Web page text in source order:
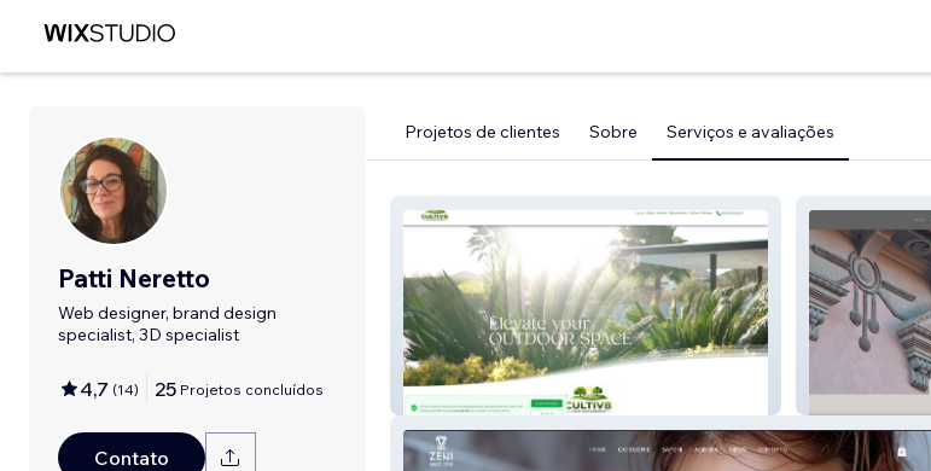
Patti Neretto
Web designer, brand design
specialist, 3D specialist
4,7 (14) 25 Projetos concluídos
Contato
Projetos de clientes Sobre Serviços e avaliações
Cultiv8 Landscape Services
Florida
Hotel di Varese